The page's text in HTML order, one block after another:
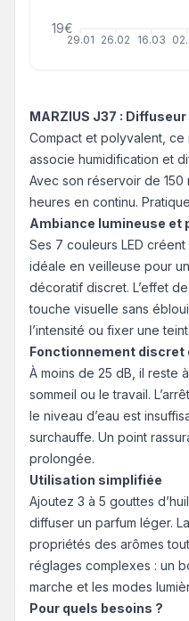
29.01 26.02 16.03
19€
MARZIUS J37 :
Compact et polyvalent, ce
associe humidification et
Avec son réservoir de 150
heures en continu.
Ambiance lumineuse et
Ses 7 couleurs LED
idéale en veilleuse pour
décoratif discret. L’effet
touche visuelle sans
l’intensité ou fixer une
Fonctionnement discret
À moins de 25 dB, il reste
sommeil ou le travail.
le niveau d’eau est
surchauffe. Un point
prolongée.
Utilisation simplifiée
Ajoutez 3 à 5 gouttes
diffuser un parfum léger.
propriétés des arômes
réglages complexes : un
marche et les modes
Pour quels besoins ?